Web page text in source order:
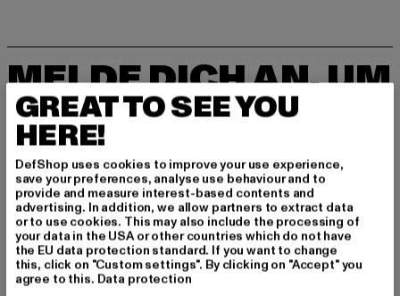
MELDE DICH AN, UM
INSPIRIERT ZU BLEI
BEN!
Melde dich hier für unseren Newsletter an und
erhalte künftig Informationen über aktuelle Tre
nds, Angebote und Gutscheine von DefShop p
er E-Mail!
GREAT TO SEE YOU
HERE!
DefShop uses cookies to improve your use experience,
save your preferences, analyse use behaviour and to
provide and measure interest-based contents and
advertising. In addition, we allow partners to extract data
or to use cookies. This may also include the processing of
your data in the USA or other countries which do not have
the EU data protection standard. If you want to change
this, click on "Custom settings". By clicking on "Accept" you
agree to this. Data protection